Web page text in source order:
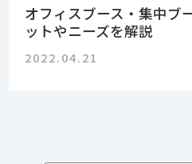
オフィスブース・集中ブ
ットやニーズを解説
2022.04.21